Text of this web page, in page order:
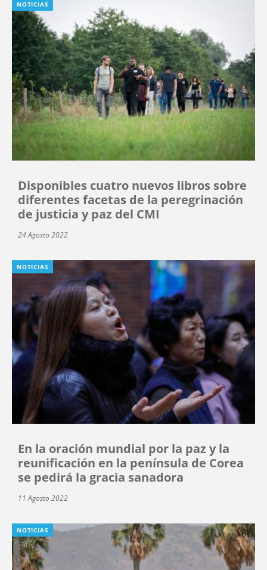
NOTICIAS
Disponibles cuatro nuevos libros sobre
diferentes facetas de la peregrinación
de justicia y paz del CMI
24 Agosto 2022
NOTICIAS
En la oración mundial por la paz y la
reunificación en la península de Corea
se pedirá la gracia sanadora
11 Agosto 2022
NOTICIAS